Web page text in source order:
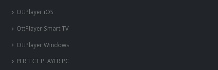
OttPlayer iOS
OttPlayer Smart TV
OttPlayer Windows
PERFECT PLAYER PC